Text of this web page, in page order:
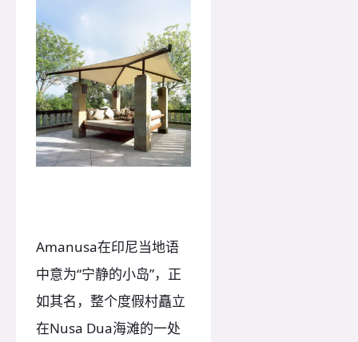
Amanusa在印尼当地语
中意为“宁静的小岛”，正
如其名，整个度假村矗立
在Nusa Dua海滩的一处